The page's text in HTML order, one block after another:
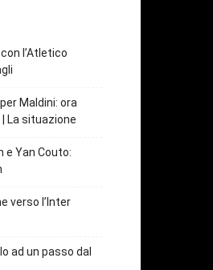
l’Atletico
Maldini: ora
La situazione
e Yan Couto:
verso l’Inter
ad un passo dal